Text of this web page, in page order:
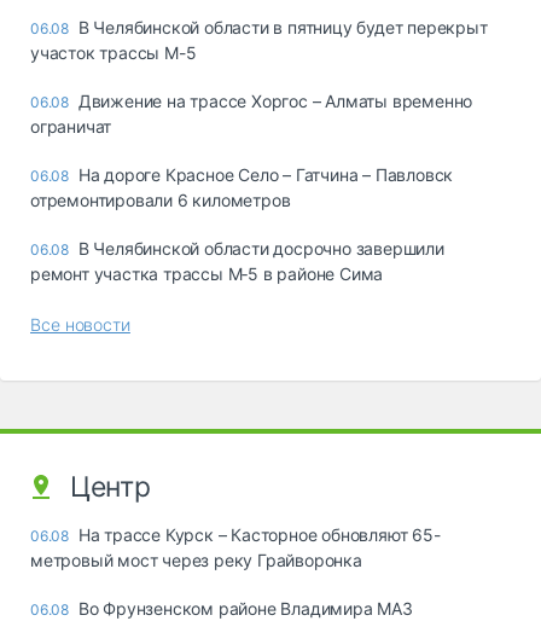
06.08 В Челябинской области в пятницу будет перекрыт
участок трассы М-5
06.08 Движение на трассе Хоргос – Алматы временно
ограничат
06.08 На дороге Красное Село – Гатчина – Павловск
отремонтировали 6 километров
06.08 В Челябинской области досрочно завершили
ремонт участка трассы М‑5 в районе Сима
Все новости
Центр
06.08 На трассе Курск – Касторное обновляют 65-
метровый мост через реку Грайворонка
06.08 Во Фрунзенском районе Владимира МАЗ